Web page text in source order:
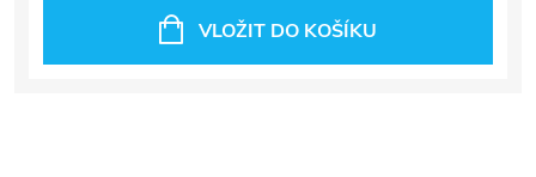
VLOŽIT DO KOŠÍKU